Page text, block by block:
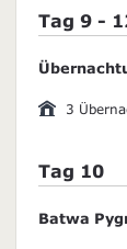
Tag 9 -
3
Tag 10
Batwa